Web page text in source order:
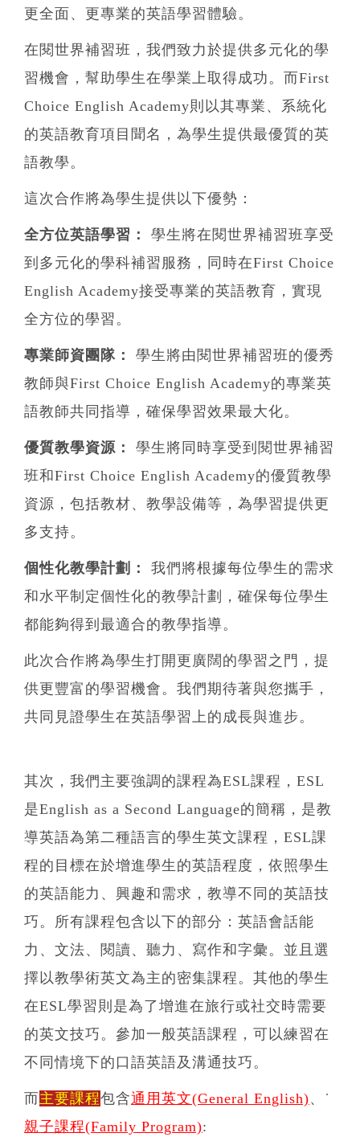
更全面、更專業的英語學習體驗。
在閱世界補習班，我們致力於提供多元化的學
習機會，幫助學生在學業上取得成功。而First
Choice English Academy則以其專業、系統化
的英語教育項目聞名，為學生提供最優質的英
語教學。
這次合作將為學生提供以下優勢：
全方位英語學習：
學生將在閱世界補習班享受
到多元化的學科補習服務，同時在First Choice
English Academy接受專業的英語教育，實現
全方位的學習。
專業師資團隊：
學生將由閱世界補習班的優秀
教師與First Choice English Academy的專業英
語教師共同指導，確保學習效果最大化。
優質教學資源：
學生將同時享受到閱世界補習
班和First Choice English Academy的優質教學
資源，包括教材、教學設備等，為學習提供更
多支持。
個性化教學計劃：
我們將根據每位學生的需求
和水平制定個性化的教學計劃，確保每位學生
都能夠得到最適合的教學指導。
此次合作將為學生打開更廣闊的學習之門，提
供更豐富的學習機會。我們期待著與您攜手，
共同見證學生在英語學習上的成長與進步。
其次，我們主要強調的課程為ESL課程，ESL
是English as a Second Language的簡稱，是教
導英語為第二種語言的學生英文課程，ESL課
程的目標在於增進學生的英語程度，依照學生
的英語能力、興趣和需求，教導不同的英語技
巧。所有課程包含以下的部分：英語會話能
力、文法、閱讀、聽力、寫作和字彙。並且選
擇以教學術英文為主的密集課程。其他的學生
在ESL學習則是為了增進在旅行或社交時需要
的英文技巧。參加一般英語課程，可以練習在
不同情境下的口語英語及溝通技巧。
而主要課程包含通用英文(General English)、˙
親子課程(Family Program):